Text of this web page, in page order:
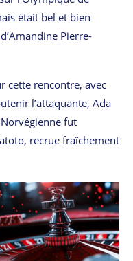
était bel et bien
Pierre-
cette rencontre, avec
l’attaquante, Ada
fut
recrue fraîchement